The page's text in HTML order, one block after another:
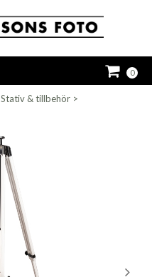
0
Stativ & tillbehör >